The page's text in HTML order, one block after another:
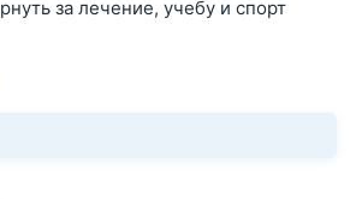
за лечение, учебу и спорт